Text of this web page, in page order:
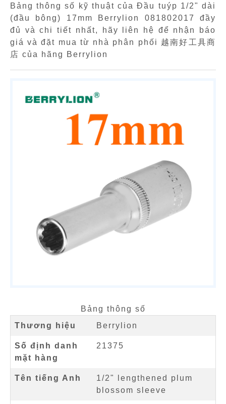
Bảng thông số kỹ thuật của Đầu tuýp 1/2" dài
(đầu bông) 17mm Berrylion 081802017 đầy
đủ và chi tiết nhất, hãy liên hệ để nhận báo
giá và đặt mua từ nhà phân phối 越南好工具商
店 của hãng Berrylion
Bảng thông số
Thương hiệu
Berrylion
Số định danh
mặt hàng
21375
Tên tiếng Anh
1/2" lengthened plum
blossom sleeve